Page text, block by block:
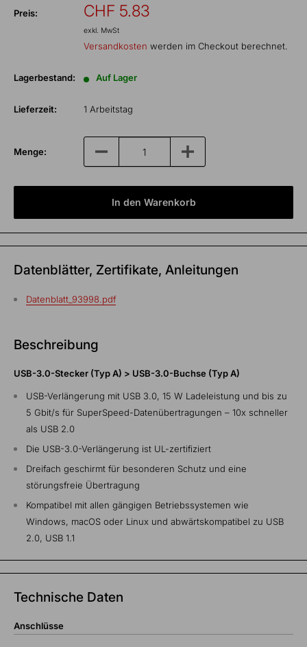
Preis: Sonderpreis
CHF 5.83
exkl. MwSt
Versandkosten werden im Checkout berechnet.
Lagerbestand: Auf Lager
Lieferzeit: 1 Arbeitstag
Menge:
In den Warenkorb
Datenblätter, Zertifikate, Anleitungen
Datenblatt_93998.pdf
Beschreibung
USB-3.0-Stecker (Typ A) > USB-3.0-Buchse (Typ A)
USB-Verlängerung mit USB 3.0, 15 W Ladeleistung und bis zu
5 Gbit/s für SuperSpeed-Datenübertragungen – 10x schneller
als USB 2.0
Die USB-3.0-Verlängerung ist UL-zertifiziert
Dreifach geschirmt für besonderen Schutz und eine
störungsfreie Übertragung
Kompatibel mit allen gängigen Betriebssystemen wie
Windows, macOS oder Linux und abwärtskompatibel zu USB
2.0, USB 1.1
Technische Daten
Anschlüsse